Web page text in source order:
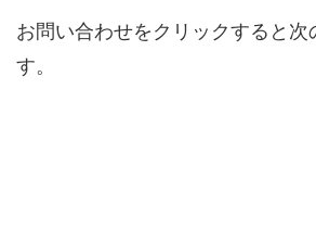
お問い合わせをクリックすると次
す。